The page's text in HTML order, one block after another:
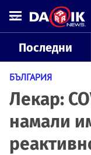
Последни
БЪЛГАРИЯ
Лекар:
намали